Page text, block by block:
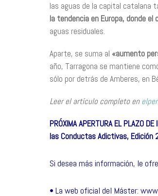
las aguas de la capital catalana
la tendencia en Europa, donde
aguas residuales.
Aparte, se suma al «aumento
año, Tarragona se mantiene
sólo por detrás de Amberes, en
Leer el artículo completo en
PRÓXIMA APERTURA EL PLAZO
las Conductas Adictivas, Edición
Si desea más información, le
• La web oficial del Máster: